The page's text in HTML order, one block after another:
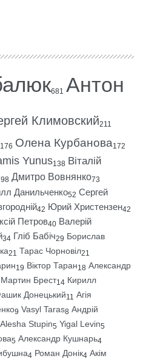
681 Антон
Климовский211
176 Олена Курбанова172
Yunus138 Віталій
98 Дмитро Вовнянко73
Данильченко52 Сергей
42 Юрий Христензен42
Петров40 Валерій
34 Гліб Бабіч29 Борислав
21 Тарас Чорновіл21
19 Віктор Таран18 Александр
Мартин Брест14 Кирилл
Донецький11 Агія
9 Vasyl Taras8 Андрій
Alesha Stupin5 Yigal Levin5
5 Александр Кушнарь4
4 Роман Донік4 Акім